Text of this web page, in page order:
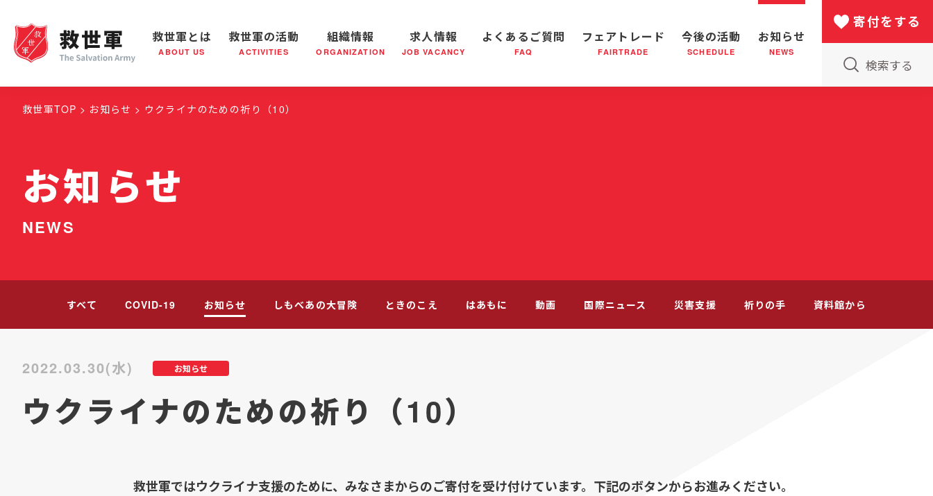
救世軍とは
ABOUT US
救世軍とは 世界が抱えている社会問題 救世軍の成り立ち 軍隊形式について 私たちの目指す未来 小隊(教会)のはたらき 日本における救世軍の130年
救世軍の活動
ACTIVITIES
救世軍の活動 社会鍋 社会鍋物語 音楽活動 救世軍ブラスバンドのCD バザー 災害支援
組織情報
ORGANIZATION
組織概要 全国の小隊(教会)等について 医療・社会福祉事業 出版物のご案内
求人情報
JOB VACANCY
よくあるご質問
FAQ
フェアトレード
FAIRTRADE
今後の活動
SCHEDULE
お知らせ
NEWS
検索する
寄付をする
救世軍TOP お知らせ ウクライナのための祈り（10）
お知らせ
NEWS
すべて COVID-19 お知らせ しもべあの大冒険 ときのこえ はあもに 動画 国際ニュース 災害支援 祈りの手 資料館から
お知らせ
2022.03.30(水)
ウクライナのための祈り（10）
救世軍ではウクライナ支援のために、みなさまからのご寄付を受け付けています。下記のボタンからお進みください。